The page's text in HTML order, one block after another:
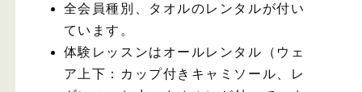
全会員種別、タオルのレンタルが付い
ています。
体験レッスンはオールレンタル（ウェ
ア上下：カップ付きキャミソール、レ